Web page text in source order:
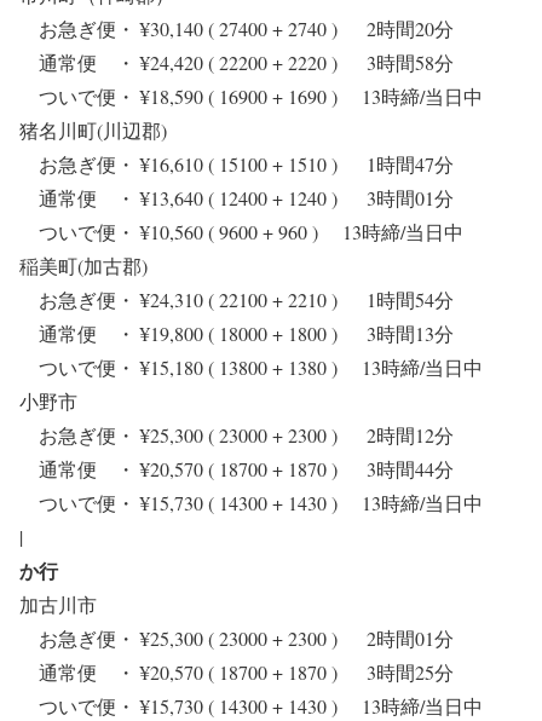
お急ぎ便・ ¥30,140 ( 27400 + 2740 ) 2時間20分
通常便 ・ ¥24,420 ( 22200 + 2220 ) 3時間58分
ついで便・ ¥18,590 ( 16900 + 1690 ) 13時締/当日中
猪名川町(川辺郡)
お急ぎ便・ ¥16,610 ( 15100 + 1510 ) 1時間47分
通常便 ・ ¥13,640 ( 12400 + 1240 ) 3時間01分
ついで便・ ¥10,560 ( 9600 + 960 ) 13時締/当日中
稲美町(加古郡)
お急ぎ便・ ¥24,310 ( 22100 + 2210 ) 1時間54分
通常便 ・ ¥19,800 ( 18000 + 1800 ) 3時間13分
ついで便・ ¥15,180 ( 13800 + 1380 ) 13時締/当日中
小野市
お急ぎ便・ ¥25,300 ( 23000 + 2300 ) 2時間12分
通常便 ・ ¥20,570 ( 18700 + 1870 ) 3時間44分
ついで便・ ¥15,730 ( 14300 + 1430 ) 13時締/当日中
|
か行
加古川市
お急ぎ便・ ¥25,300 ( 23000 + 2300 ) 2時間01分
通常便 ・ ¥20,570 ( 18700 + 1870 ) 3時間25分
ついで便・ ¥15,730 ( 14300 + 1430 ) 13時締/当日中